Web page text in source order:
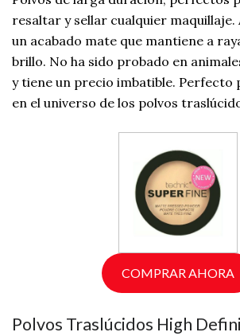
resaltar y sellar cualquier maquillaje.
un acabado mate que mantiene a
brillo. No ha sido probado en
y tiene un precio imbatible.
en el universo de los polvos
COMPRAR AHORA
Polvos Traslúcidos High